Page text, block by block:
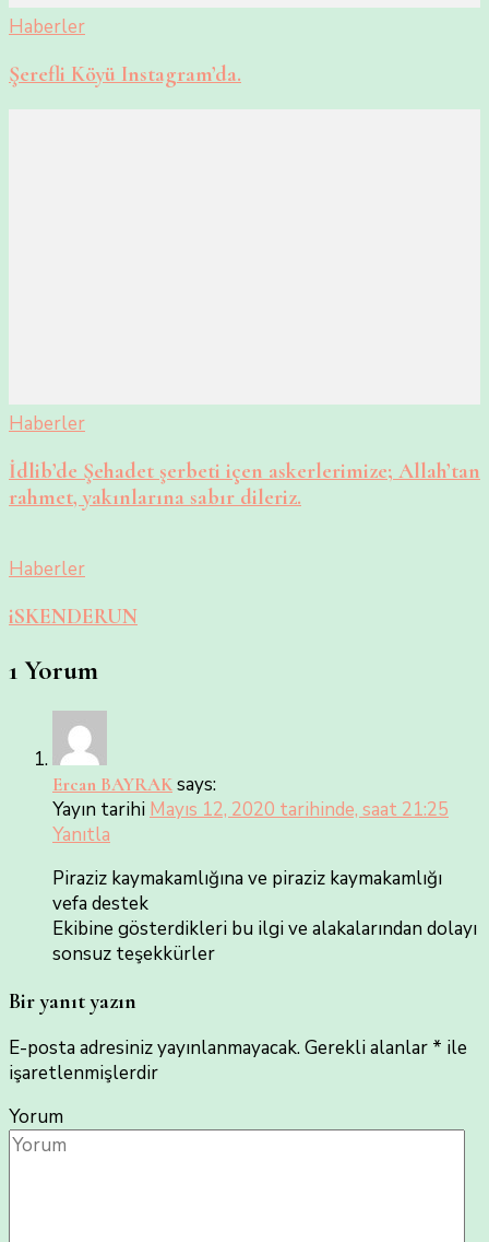
Haberler
Şerefli Köyü Instagram’da.
Haberler
İdlib’de Şehadet şerbeti içen askerlerimize; Allah’tan
rahmet, yakınlarına sabır dileriz.
Haberler
iSKENDERUN
1 Yorum
Ercan BAYRAKsays:
Yayın tarihi Mayıs 12, 2020 tarihinde, saat 21:25
Yanıtla
Piraziz kaymakamlığına ve piraziz kaymakamlığı
vefa destek
Ekibine gösterdikleri bu ilgi ve alakalarından dolayı
sonsuz teşekkürler
Bir yanıt yazın
E-posta adresiniz yayınlanmayacak.Gerekli alanlar * ile
işaretlenmişlerdir
Yorum